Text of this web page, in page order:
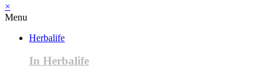
×
Menu
Herbalife
In Herbalife